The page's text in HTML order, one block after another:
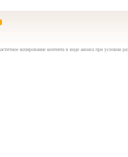
копирование контента в виде анонса при условии